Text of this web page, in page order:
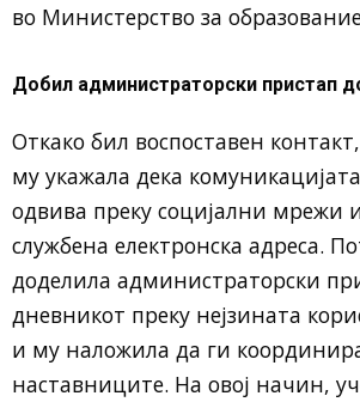
во Министерство за
Добил администраторски пристап
Откако бил воспоставен
му укажала дека
одвива преку социјални мрежи
службена електронска адреса.
доделила администраторски
дневникот преку нејзината
и му наложила да ги
наставниците. На овој начин,